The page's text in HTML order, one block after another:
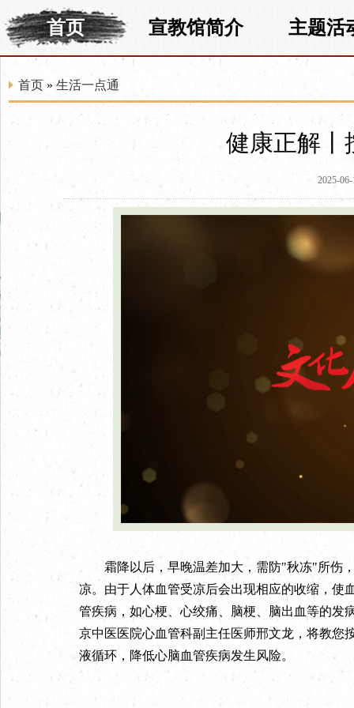
首页 宣教馆简介 主题活
首页 » 生活一点通
健康正解丨
2025-
霜降以后，早晚温差加大，需防"秋冻"所伤，
凉。由于人体血管受凉后会出现相应的收缩，使
管疾病，如心梗、心绞痛、脑梗、脑出血等的发
京中医医院心血管科副主任医师邢文龙，将教您
液循环，降低心脑血管疾病发生风险。